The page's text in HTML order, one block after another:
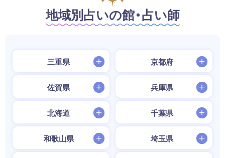
地域別占いの館・占い師
三重県 京都府
佐賀県 兵庫県
北海道 千葉県
和歌山県 埼玉県